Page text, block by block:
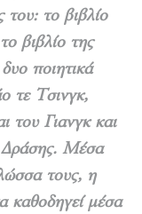
το βιβλίο
βιβλίο της
ποιητικά
τε Τσινγκ,
του Γιανγκ και
Μέσα
τους, η
καθοδηγεί μέσα